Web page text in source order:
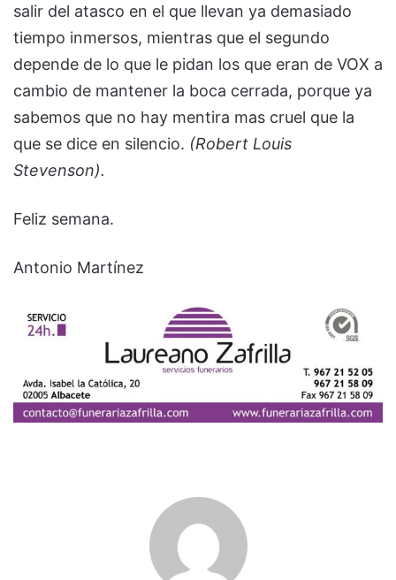
salir del atasco en el que llevan ya demasiado
tiempo inmersos, mientras que el segundo
depende de lo que le pidan los que eran de VOX a
cambio de mantener la boca cerrada, porque ya
sabemos que no hay mentira mas cruel que la
que se dice en silencio. (Robert Louis
Stevenson).
Feliz semana.
Antonio Martínez